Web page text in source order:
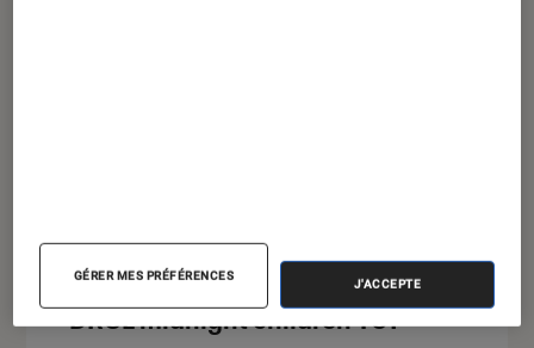
#DRCL midnight children T01
GÉRER MES PRÉFÉRENCES
J'ACCEPTE